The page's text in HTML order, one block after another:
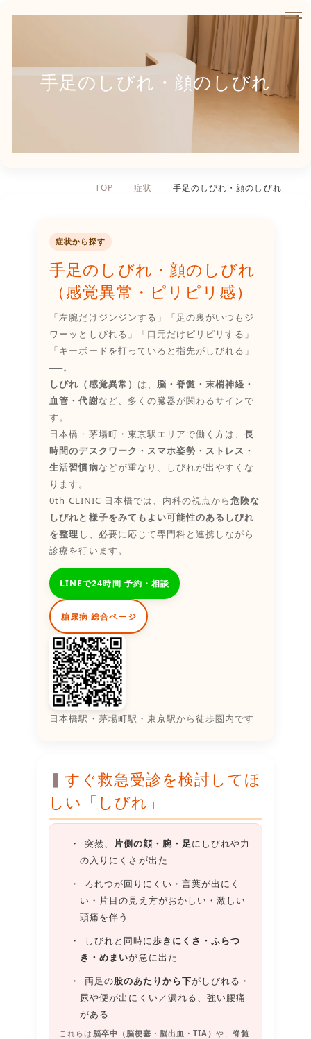
手足のしびれ・顔のしびれ
TOP 症状 手足のしびれ・顔のしびれ
症状から探す
手足のしびれ・顔のしびれ
（感覚異常・ピリピリ感）
「左腕だけジンジンする」「足の裏がいつもジ
ワーッとしびれる」「口元だけピリピリする」
「キーボードを打っていると指先がしびれる」
──。
しびれ（感覚異常） は、 脳・脊髄・末梢神経・
血管・代謝など、多くの臓器が関わるサインで
す。
日本橋・茅場町・東京駅エリアで働く方は、長
時間のデスクワーク・スマホ姿勢・ストレス・
生活習慣病などが重なり、しびれが出やすくな
ります。
0th CLINIC 日本橋では、内科の視点から危険な
しびれと様子をみてもよい可能性のあるしびれ
を整理 し、必要に応じて専門科と連携しながら
診療を行います。
LINEで24時間 予約・相談
糖尿病 総合ページ
日本橋駅・茅場町駅・東京駅から徒歩圏内です
すぐ救急受診を検討してほ
しい「しびれ」
突然、 片側の顔・腕・足にしびれや力
の入りにくさが出た
ろれつが回りにくい・言葉が出にく
い・片目の見え方がおかしい・激しい
頭痛を伴う
しびれと同時に歩きにくさ・ふらつ
き・めまいが急に出た
両足の股のあたりから下がしびれる・
尿や便が出にくい／漏れる、強い腰痛
がある
これらは 脳卒中（脳梗塞・脳出血・TIA）や、脊髄